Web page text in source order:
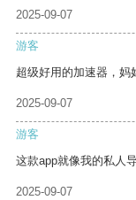
2025-09-07
游客
超级好用的加速器，妈
2025-09-07
游客
这款app就像我的私人
2025-09-07